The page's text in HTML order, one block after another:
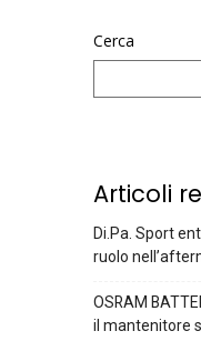
Cerca
Articoli
Di.Pa. Sport
ruolo
OSRAM
il mantenitore